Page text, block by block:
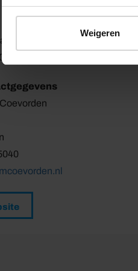
Weigeren
09.30-17.00
uur